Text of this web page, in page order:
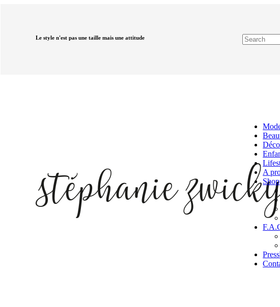
Le style n'est pas une taille mais une attitude
Déco
A